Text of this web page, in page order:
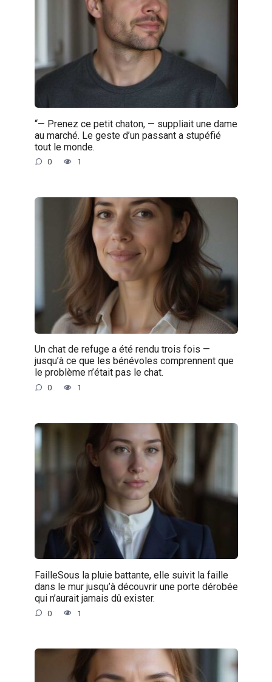
“— Prenez ce petit chaton, — suppliait une dame
au marché. Le geste d’un passant a stupéfié
tout le monde.
0 1
Un chat de refuge a été rendu trois fois —
jusqu’à ce que les bénévoles comprennent que
le problème n’était pas le chat.
0 1
FailleSous la pluie battante, elle suivit la faille
dans le mur jusqu’à découvrir une porte dérobée
qui n’aurait jamais dû exister.
0 1